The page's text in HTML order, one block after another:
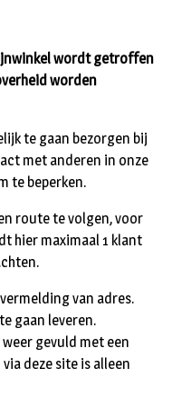
wordt getroffen
worden
te gaan bezorgen bij
met anderen in onze
te beperken.
route te volgen, voor
hier maximaal 1 klant
van adres.
gaan leveren.
gevuld met een
deze site is alleen